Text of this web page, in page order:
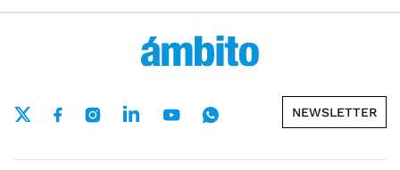
NEWSLETTER